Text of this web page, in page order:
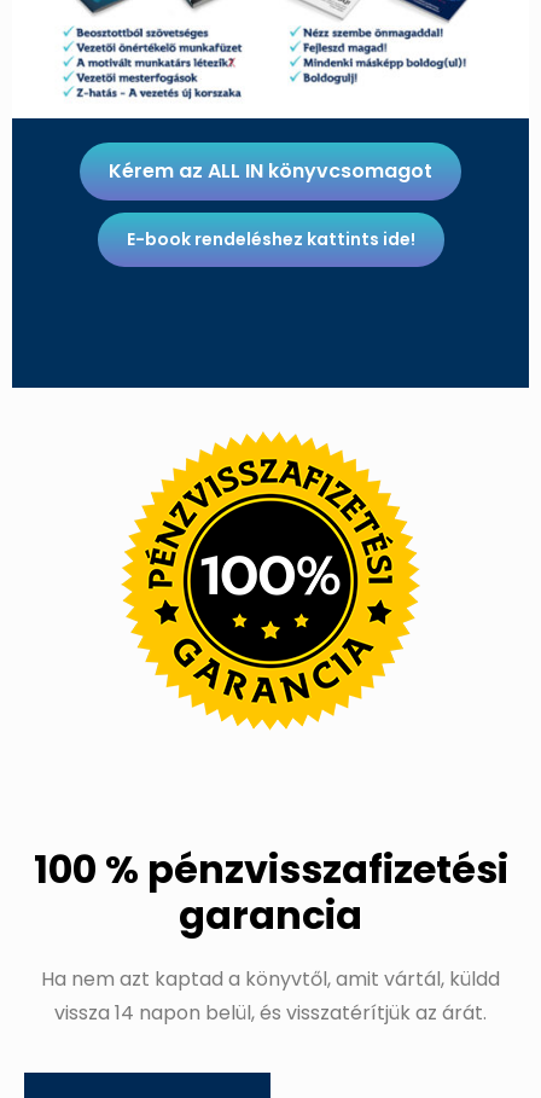
Kérem az ALL IN könyvcsomagot
E-book rendeléshez kattints ide!
100 % pénzvisszafizetési
garancia
Ha nem azt kaptad a könyvtől, amit vártál, küldd
vissza 14 napon belül, és visszatérítjük az árát.